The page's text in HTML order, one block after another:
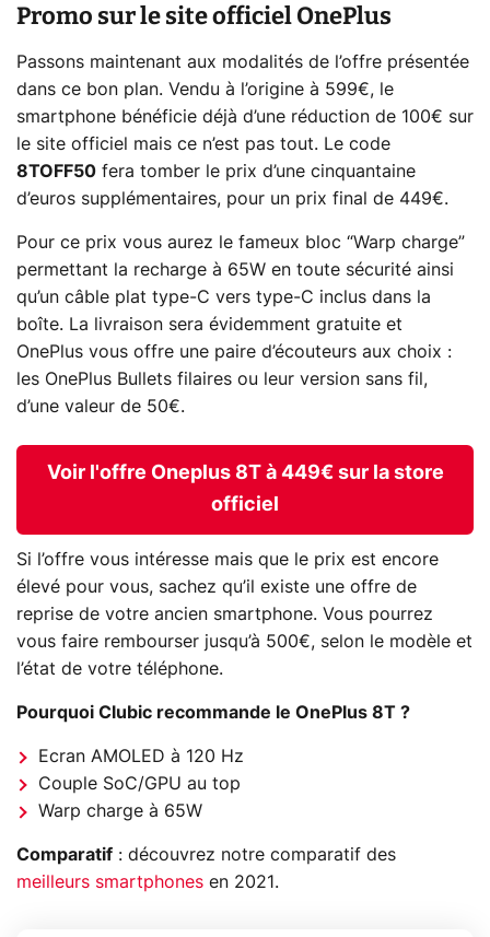
Promo sur le site officiel OnePlus
Passons maintenant aux modalités de l’offre présentée
dans ce bon plan. Vendu à l’origine à 599€, le
smartphone bénéficie déjà d’une réduction de 100€ sur
le site officiel mais ce n’est pas tout. Le code
8TOFF50 fera tomber le prix d’une cinquantaine
d’euros supplémentaires, pour un prix final de 449€.
Pour ce prix vous aurez le fameux bloc “Warp charge”
permettant la recharge à 65W en toute sécurité ainsi
qu’un câble plat type-C vers type-C inclus dans la
boîte. La livraison sera évidemment gratuite et
OnePlus vous offre une paire d’écouteurs aux choix :
les OnePlus Bullets filaires ou leur version sans fil,
d’une valeur de 50€.
Voir l'offre Oneplus 8T à 449€ sur la store
officiel
Si l’offre vous intéresse mais que le prix est encore
élevé pour vous, sachez qu’il existe une offre de
reprise de votre ancien smartphone. Vous pourrez
vous faire rembourser jusqu’à 500€, selon le modèle et
l’état de votre téléphone.
Pourquoi Clubic recommande le OnePlus 8T ?
Ecran AMOLED à 120 Hz
Couple SoC/GPU au top
Warp charge à 65W
Comparatif : découvrez notre comparatif des
meilleurs smartphones en 2021.